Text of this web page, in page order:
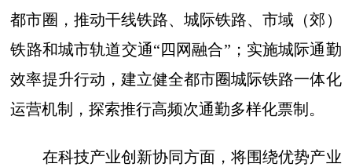
都市圈，推动干线铁路、城际铁路、市域（郊）
铁路和城市轨道交通“四网融合”；实施城际通勤
效率提升行动，建立健全都市圈城际铁路一体化
运营机制，探索推行高频次通勤多样化票制。
在科技产业创新协同方面，将围绕优势产业